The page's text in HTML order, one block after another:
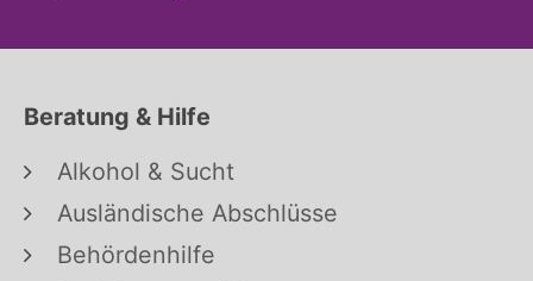
Beratung & Hilfe
Alkohol & Sucht
Ausländische Abschlüsse
Behördenhilfe